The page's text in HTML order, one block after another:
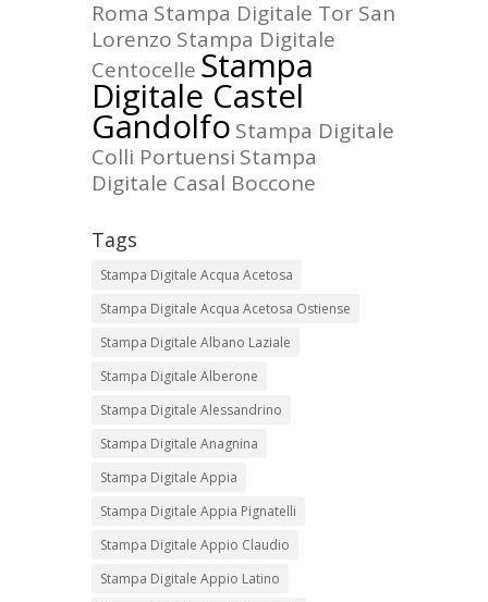
Roma Stampa Digitale Tor San
Lorenzo Stampa Digitale
Centocelle Stampa
Digitale Castel
Gandolfo Stampa Digitale
Colli Portuensi Stampa
Digitale Casal Boccone
Tags
Stampa Digitale Acqua Acetosa
Stampa Digitale Acqua Acetosa Ostiense
Stampa Digitale Albano Laziale
Stampa Digitale Alberone
Stampa Digitale Alessandrino
Stampa Digitale Anagnina
Stampa Digitale Appia
Stampa Digitale Appia Pignatelli
Stampa Digitale Appio Claudio
Stampa Digitale Appio Latino